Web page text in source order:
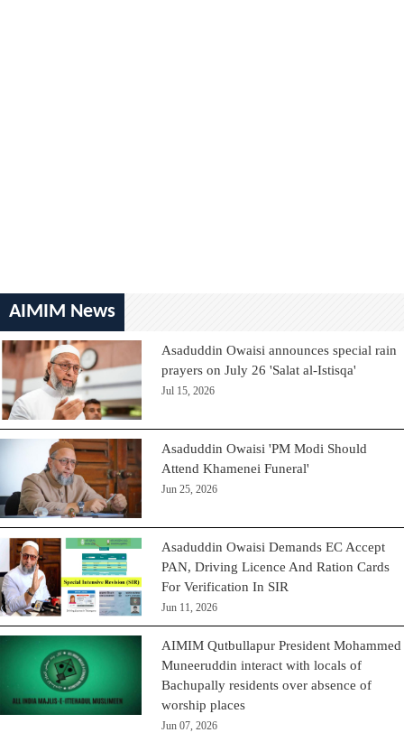
AIMIM News
Asaduddin Owaisi announces special rain
prayers on July 26 'Salat al-Istisqa'
Jul 15, 2026
Asaduddin Owaisi 'PM Modi Should
Attend Khamenei Funeral'
Jun 25, 2026
Asaduddin Owaisi Demands EC Accept
PAN, Driving Licence And Ration Cards
For Verification In SIR
Jun 11, 2026
AIMIM Qutbullapur President Mohammed
Muneeruddin interact with locals of
Bachupally residents over absence of
worship places
Jun 07, 2026